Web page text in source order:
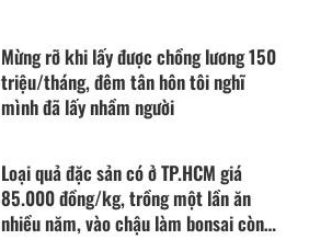
Mừng rỡ khi lấy được chồng lương 150
triệu/tháng, đêm tân hôn tôi nghĩ
mình đã lấy nhầm người
Loại quả đặc sản có ở TP.HCM giá
85.000 đồng/kg, trồng một lần ăn
nhiều năm, vào chậu làm bonsai còn